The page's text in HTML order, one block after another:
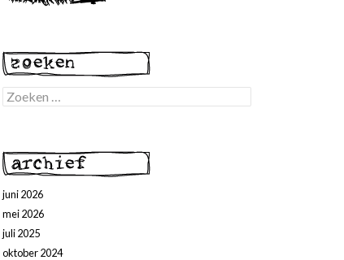
Zoeken
naar:
juni 2026
mei 2026
juli 2025
oktober 2024